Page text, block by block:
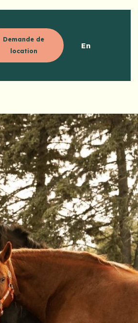
Demande de
location
En